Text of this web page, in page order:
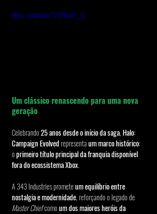
https://youtu.be/175XWulP__Q
Um clássico renascendo para uma nova
geração
Celebrando 25 anos desde o início da saga, Halo:
Campaign Evolved representa um marco histórico:
o primeiro título principal da franquia disponível
fora do ecossistema Xbox.
A 343 Industries promete um equilíbrio entre
nostalgia e modernidade, reforçando o legado de
Master Chief como um dos maiores heróis da